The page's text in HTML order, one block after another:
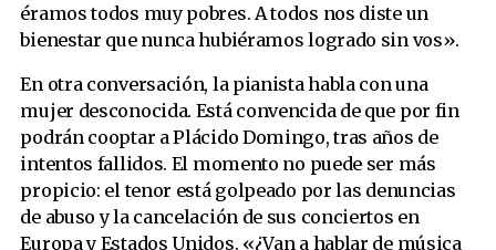
éramos todos muy pobres. A todos nos diste un
bienestar que nunca hubiéramos logrado sin vos».
En otra conversación, la pianista habla con una
mujer desconocida. Está convencida de que por fin
podrán cooptar a Plácido Domingo, tras años de
intentos fallidos. El momento no puede ser más
propicio: el tenor está golpeado por las denuncias
de abuso y la cancelación de sus conciertos en
Europa y Estados Unidos. «¿Van a hablar de música